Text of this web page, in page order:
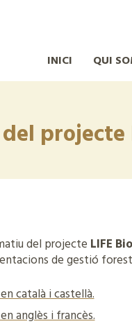
INICI QUI
projecte
del projecte LIFE
de gestió
català i castellà.
anglès i francès.